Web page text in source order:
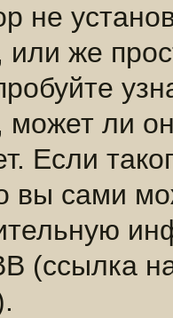
не
же
может ли
Если
вы сами
(ссылка